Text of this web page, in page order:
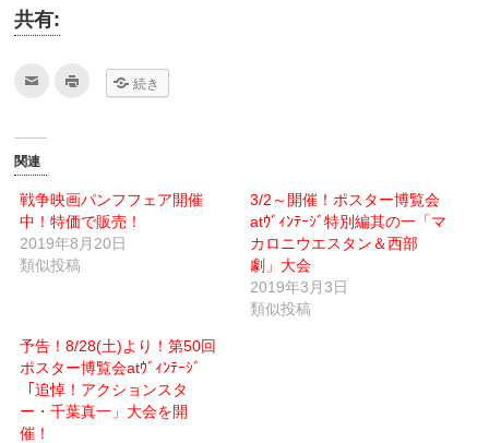
共有:
て
メ
ー
ル
で
送
信
(新
ン
ド
ウ
で
開
き
ま
す)
し
い
ウ
ィ
ン
す)
続き
関連
戦争映画パンフフェア開催
中！特価で販売！
2019年8月20日
類似投稿
3/2～開催！ポスター博覧会
atｳﾞｨﾝﾃｰｼﾞ特別編其の一「マ
カロニウエスタン＆西部
劇」大会
2019年3月3日
類似投稿
予告！8/28(土)より！第50回
ポスター博覧会atｳﾞｨﾝﾃｰｼﾞ
「追悼！アクションスタ
ー・千葉真一」大会を開
催！